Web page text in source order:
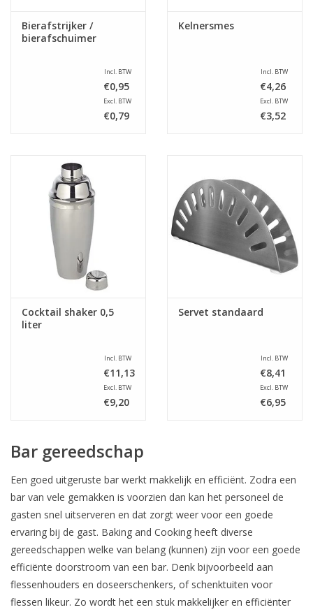
Bierafstrijker /
bierafschuimer
Incl. BTW
€0,95
Excl. BTW
€0,79
Kelnersmes
Incl. BTW
€4,26
Excl. BTW
€3,52
Cocktail shaker 0,5
liter
Incl. BTW
€11,13
Excl. BTW
€9,20
Servet standaard
Incl. BTW
€8,41
Excl. BTW
€6,95
Bar gereedschap
Een goed uitgeruste bar werkt makkelijk en efficiënt. Zodra een
bar van vele gemakken is voorzien dan kan het personeel de
gasten snel uitserveren en dat zorgt weer voor een goede
ervaring bij de gast. Baking and Cooking heeft diverse
gereedschappen welke van belang (kunnen) zijn voor een goede
efficiënte doorstroom van een bar. Denk bijvoorbeeld aan
flessenhouders en doseerschenkers, of schenktuiten voor
flessen likeur. Zo wordt het een stuk makkelijker en efficiënter